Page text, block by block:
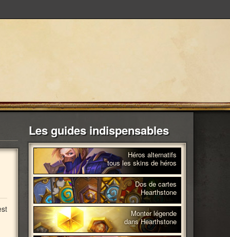
Les guides indispensables
Héros alternatifs
tous les skins de héros
Dos de cartes
Hearthstone
Monter légende
dans Hearthstone